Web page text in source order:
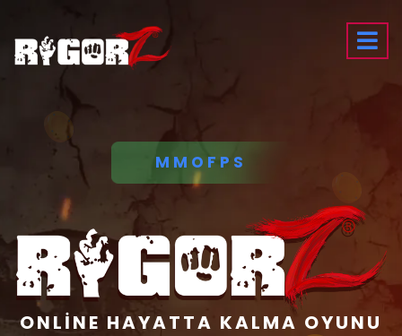
MMOFPS
ONLİNE HAYATTA KALMA OYUNU